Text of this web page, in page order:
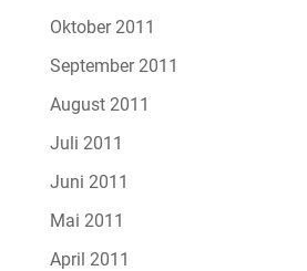
Oktober 2011
September 2011
August 2011
Juli 2011
Juni 2011
Mai 2011
April 2011